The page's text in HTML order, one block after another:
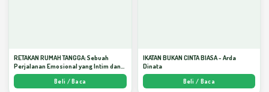
RETAKAN RUMAH TANGGA: Sebuah
Perjalanan Emosional yang Intim dan
Mendalam - Arda Dinata
Beli / Baca
IKATAN BUKAN CINTA BIASA - Arda
Dinata
Beli / Baca